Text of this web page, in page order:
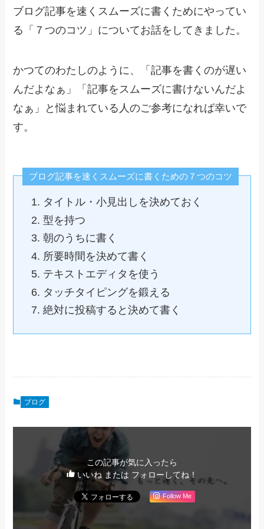
ブログ記事を速くスムーズに書くためにやってい
る「７つのコツ」についてお話をしてきました。
かつてのわたしのように、「記事を書くのが遅い
んだよなぁ」「記事をスムーズに書けないんだよ
なぁ」と悩まれている人のご参考になれば幸いで
す。
ブログ記事を速くスムーズに書くための７つのコツ
タイトル・小見出しを決めておく
型を持つ
朝のうちに書く
所要時間を決めて書く
テキストエディタを使う
タッチタイピングを鍛える
絶対に投稿すると決めて書く
ブログ
この記事が気に入ったら
いいね または フォローしてね！
Follow Me